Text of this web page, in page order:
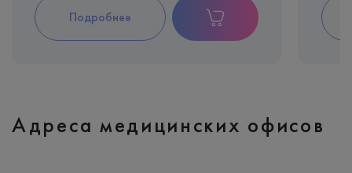
Подробнее
Адреса медицинских офисов